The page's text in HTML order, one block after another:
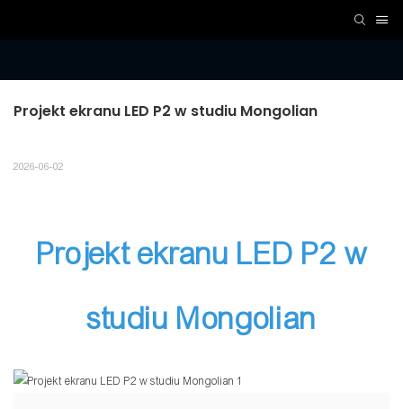
Projekt ekranu LED P2 w studiu Mongolian
2026-06-02
Projekt ekranu LED P2 w
studiu Mongolian